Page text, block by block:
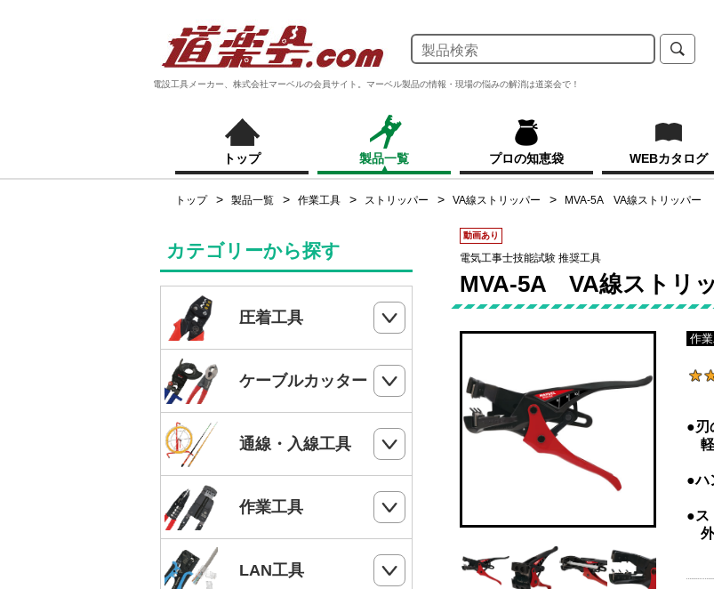
電設工具メーカー、株式会社マーベルの会員サイト。マーベル製品の情報・現場の悩みの解消は道楽会で！
トップ 製品一覧 プロの知恵袋 WEBカタログ
トップ 製品一覧 作業工具 ストリッパー VA線ストリッパー MVA-5A VA線ストリッパー
動画あり
電気工事士技能試験 推奨工具
MVA-5A VA線ストリ
作
●刃
軽
●ハ
●ス
外
カテゴリーから探す
圧着工具
ハンドプレス
電気工事士技能試験工具セット
手動油圧圧着工具
MC4端子用圧着工具
フェルール端子 圧着工具
ケーブルカッター
ケーブルカッター
ワイヤーカッター
ハードカッター
通線・入線工具
スネークラインシリーズ
Jetラインシリーズ
通線収納ケース
作業工具
切断・パンチ
LAN工具